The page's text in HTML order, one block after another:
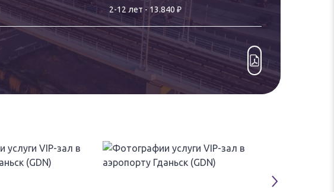
2-12 лет -13.840 ₽